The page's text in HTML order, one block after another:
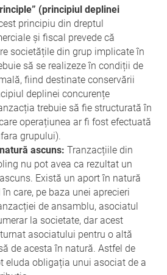
(principiul deplinei
principiu din dreptul
și fiscal prevede că
societățile din grup implicate în
să se realizeze în condiții de
fiind destinate conservării
deplinei concurențe
trebuie să fie structurată în
operațiunea ar fi fost efectuată
grupului).
ascuns: Tranzacțiile din
nu pot avea ca rezultat un
Există un aport în natură
care, pe baza unei aprecieri
de ansamblu, asociatul
la societate, dar acest
asociatului pentru o altă
de acesta în natură. Astfel de
eluda obligația unui asociat de a